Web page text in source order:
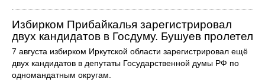
Избирком Прибайкалья зарегистрировал
двух кандидатов в Госдуму. Бушуев пролетел
7 августа избирком Иркутской области зарегистрировал ещё
двух кандидатов в депутаты Государственной думы РФ по
одномандатным округам.